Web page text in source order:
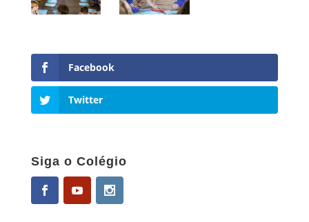
Facebook
Twitter
Siga o Colégio